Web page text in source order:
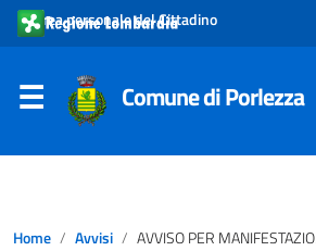
Area personale del Cittadino
Comune di Porlezza
Home Avvisi AVVISO PER MANIFESTAZIONE DI INTERESSE SERVIZIO DI TESORERIA COMUNALE